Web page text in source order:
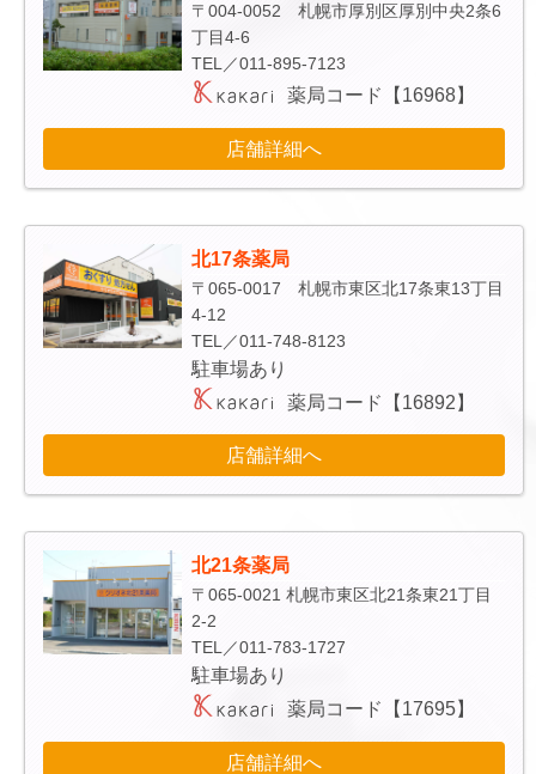
〒004-0052 札幌市厚別区厚別中央2条6
丁目4-6
TEL／011-895-7123
薬局コード【16968】
店舗詳細へ
北17条薬局
〒065-0017 札幌市東区北17条東13丁目
4-12
TEL／011-748-8123
駐車場あり
薬局コード【16892】
店舗詳細へ
北21条薬局
〒065-0021 札幌市東区北21条東21丁目
2-2
TEL／011-783-1727
駐車場あり
薬局コード【17695】
店舗詳細へ